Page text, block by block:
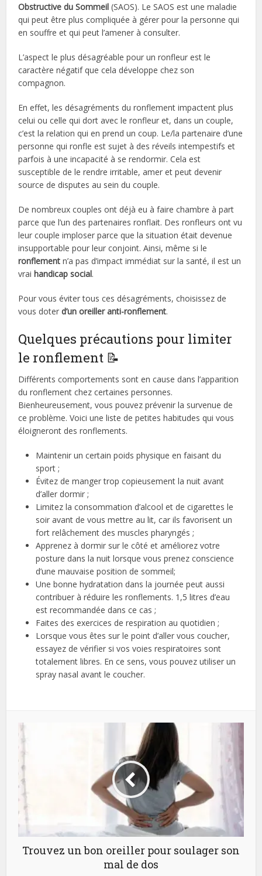
Obstructive du Sommeil (SAOS). Le SAOS est une maladie
qui peut être plus compliquée à gérer pour la personne qui
en souffre et qui peut l’amener à consulter.
L’aspect le plus désagréable pour un ronfleur est le
caractère négatif que cela développe chez son
compagnon.
En effet, les désagréments du ronflement impactent plus
celui ou celle qui dort avec le ronfleur et, dans un couple,
c’est la relation qui en prend un coup. Le/la partenaire d’une
personne qui ronfle est sujet à des réveils intempestifs et
parfois à une incapacité à se rendormir. Cela est
susceptible de le rendre irritable, amer et peut devenir
source de disputes au sein du couple.
De nombreux couples ont déjà eu à faire chambre à part
parce que l’un des partenaires ronflait. Des ronfleurs ont vu
leur couple imploser parce que la situation était devenue
insupportable pour leur conjoint. Ainsi, même si le
ronflement n’a pas d’impact immédiat sur la santé, il est un
vraihandicap social.
Pour vous éviter tous ces désagréments, choisissez de
vous doter d’un oreiller anti-ronflement.
Quelques précautions pour limiter
le ronflement 📝
Différents comportements sont en cause dans l’apparition
du ronflement chez certaines personnes.
Bienheureusement, vous pouvez prévenir la survenue de
ce problème. Voici une liste de petites habitudes qui vous
éloigneront des ronflements.
Maintenir un certain poids physique en faisant du
sport ;
Évitez de manger trop copieusement la nuit avant
d’aller dormir ;
Limitez la consommation d’alcool et de cigarettes le
soir avant de vous mettre au lit, car ils favorisent un
fort relâchement des muscles pharyngés ;
Apprenez à dormir sur le côté et améliorez votre
posture dans la nuit lorsque vous prenez conscience
d’une mauvaise position de sommeil;
Une bonne hydratation dans la journée peut aussi
contribuer à réduire les ronflements. 1,5 litres d’eau
est recommandée dans ce cas ;
Faites des exercices de respiration au quotidien ;
Lorsque vous êtes sur le point d’aller vous coucher,
essayez de vérifier si vos voies respiratoires sont
totalement libres. En ce sens, vous pouvez utiliser un
spray nasal avant le coucher.
Trouvez un bon oreiller pour soulager son
mal de dos